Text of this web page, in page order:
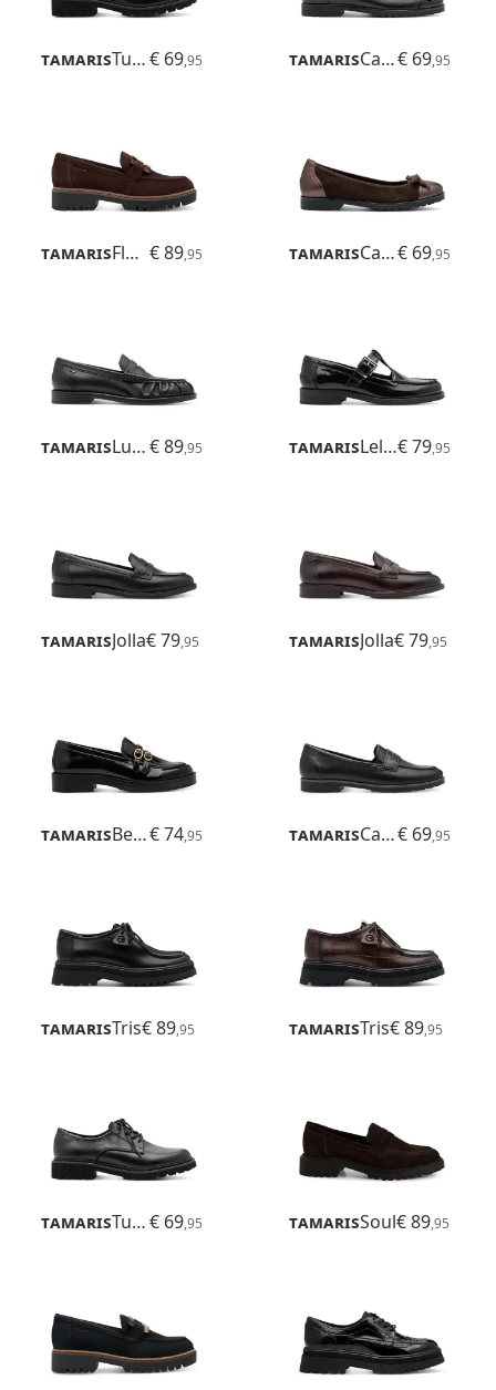
Tamaris Tulsa€ 69,95 Tamaris Careen€ 69,95
Tamaris Flora € 89,95 Tamaris Careen€ 69,95
Tamaris Ludmila€ 89,95 Tamaris Lelani€ 79,95
TamarisJolla€ 79,95 TamarisJolla€ 79,95
Tamaris Betina€ 74,95 Tamaris Careen€ 69,95
TamarisTris€ 89,95 TamarisTris€ 89,95
Tamaris Tulsa€ 69,95 TamarisSoul€ 89,95